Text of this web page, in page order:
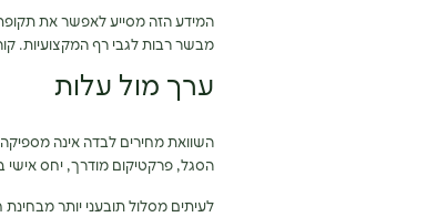
המידע הזה מסייע לאפשר את תקופת
מבשר רבות לגבי רף המקצועיות.
ערך מול עלות
השוואת מחירים לבדה אינה
הסגל, פרקטיקום מודרך, יחס אישי
לעיתים מסלול תובעני יותר